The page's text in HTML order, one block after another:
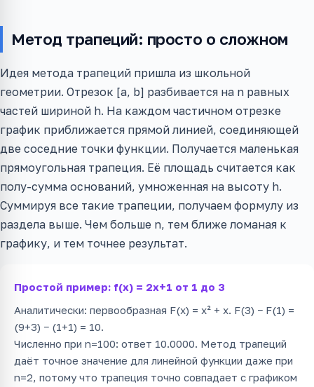
Метод трапеций: просто о сложном
Идея метода трапеций пришла из школьной
геометрии. Отрезок [a, b] разбивается на n равных
частей шириной h. На каждом частичном отрезке
график приближается прямой линией, соединяющей
две соседние точки функции. Получается маленькая
прямоугольная трапеция. Её площадь считается как
полу-сумма оснований, умноженная на высоту h.
Суммируя все такие трапеции, получаем формулу из
раздела выше. Чем больше n, тем ближе ломаная к
графику, и тем точнее результат.
Простой пример: f(x) = 2x+1 от 1 до 3
Аналитически: первообразная F(x) = x² + x. F(3) − F(1) =
(9+3) − (1+1) = 10.
Численно при n=100: ответ 10.0000. Метод трапеций
даёт точное значение для линейной функции даже при
n=2, потому что трапеция точно совпадает с графиком